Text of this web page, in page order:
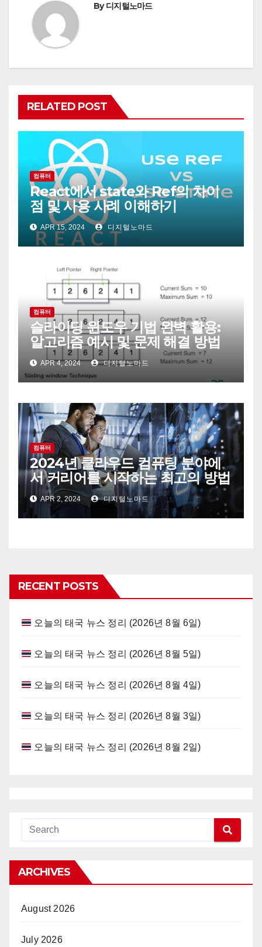
By디지털노마드
RELATED POST
컴퓨터
React에서 state와 Ref의 차이
점 및 사용 사례 이해하기
APR 15, 2024 디지털노마드
컴퓨터
슬라이딩 윈도우 기법 완벽 활용:
알고리즘 예시 및 문제 해결 방법
APR 4, 2024 디지털노마드
컴퓨터
2024년 클라우드 컴퓨팅 분야에
서 커리어를 시작하는 최고의 방법
APR 2, 2024 디지털노마드
RECENT POSTS
오늘의 태국 뉴스 정리 (2026년 8월 6일)
오늘의 태국 뉴스 정리 (2026년 8월 5일)
오늘의 태국 뉴스 정리 (2026년 8월 4일)
오늘의 태국 뉴스 정리 (2026년 8월 3일)
오늘의 태국 뉴스 정리 (2026년 8월 2일)
ARCHIVES
August 2026
July 2026